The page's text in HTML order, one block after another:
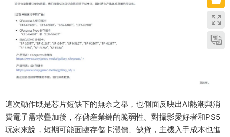
這次動作既是芯片短缺下的無奈之舉，也側面反映出AI熱潮與消
費電子需求疊加後，存儲産業鏈的脆弱性。對攝影愛好者和PS5
玩家來說，短期可能面臨存儲卡漲價、缺貨，主機入手成本也進